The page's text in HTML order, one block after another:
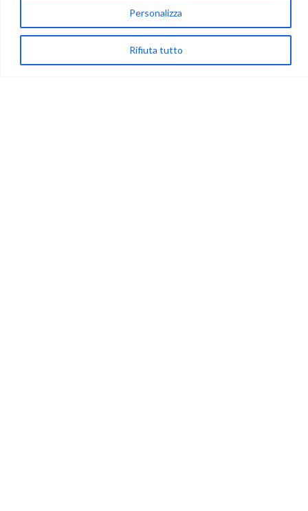
Personalizza
Rifiuta tutto
83024 Monteforte Irpino (AV)
(+39) 081-7777233
info@ideepercreare.it